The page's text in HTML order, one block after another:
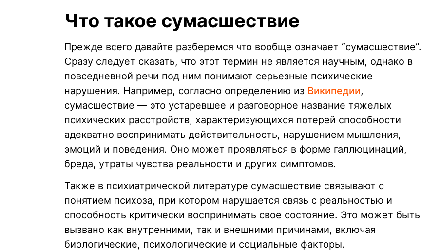
Что такое сумасшествие
Прежде всего давайте разберемся что вообще означает “сумасшествие”.
Сразу следует сказать, что этот термин не является научным, однако в
повседневной речи под ним понимают серьезные психические
нарушения. Например, согласно определению из Википедии,
сумасшествие — это устаревшее и разговорное название тяжелых
психических расстройств, характеризующихся потерей способности
адекватно воспринимать действительность, нарушением мышления,
эмоций и поведения. Оно может проявляться в форме галлюцинаций,
бреда, утраты чувства реальности и других симптомов.
Также в психиатрической литературе сумасшествие связывают с
понятием психоза, при котором нарушается связь с реальностью и
способность критически воспринимать свое состояние. Это может быть
вызвано как внутренними, так и внешними причинами, включая
биологические, психологические и социальные факторы.